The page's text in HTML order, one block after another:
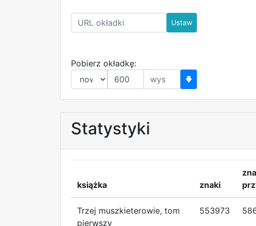
Ustaw
Pobierz okładkę:
🡇
Statystyki
książka znaki
Trzej muszkieterowie, tom
pierwszy
553973